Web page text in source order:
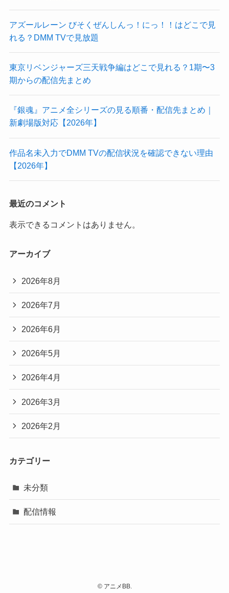
アズールレーン びそくぜんしんっ！にっ！！はどこで見
れる？DMM TVで見放題
東京リベンジャーズ三天戦争編はどこで見れる？1期〜3
期からの配信先まとめ
『銀魂』アニメ全シリーズの見る順番・配信先まとめ｜
新劇場版対応【2026年】
作品名未入力でDMM TVの配信状況を確認できない理由
【2026年】
最近のコメント
表示できるコメントはありません。
アーカイブ
2026年8月
2026年7月
2026年6月
2026年5月
2026年4月
2026年3月
2026年2月
カテゴリー
未分類
配信情報
©アニメBB.